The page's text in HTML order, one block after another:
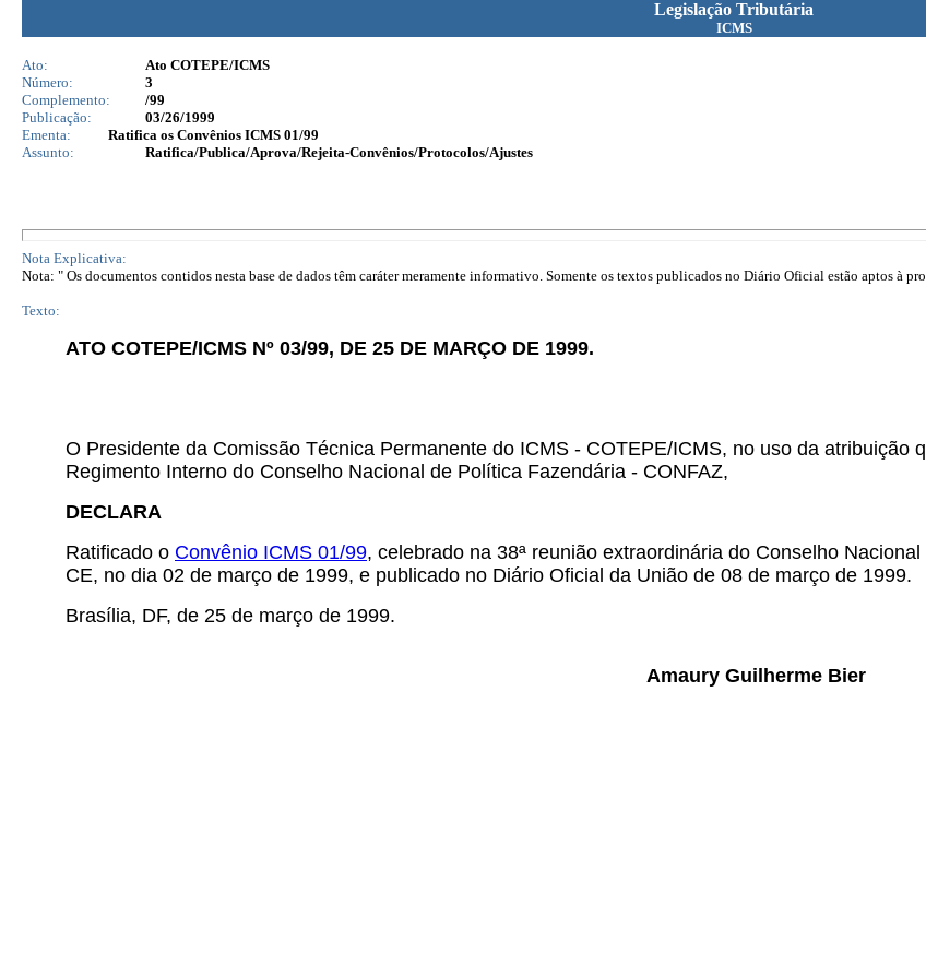
Legislação Tributária
ICMS
Ato:
Ato COTEPE/ICMS
Número:
3
Complemento:
/99
Publicação:
03/26/1999
Ementa:
Ratifica os Convênios ICMS 01/99
Assunto:
Ratifica/Publica/Aprova/Rejeita-Convênios/Protocolos/Ajustes
Nota Explicativa:
Nota: " Os documentos contidos nesta base de dados têm caráter meramente informativo. Somente os textos publicados no Diário Oficial estão aptos à
Texto:
ATO COTEPE/ICMS Nº 03/99, DE 25 DE MARÇO DE 1999.
O Presidente da Comissão Técnica Permanente do ICMS - COTEPE/ICMS, no uso da atribuição
Regimento Interno do Conselho Nacional de Política Fazendária - CONFAZ,
DECLARA
Ratificado o Convênio ICMS 01/99, celebrado na 38ª reunião extraordinária do Conselho
CE, no dia 02 de março de 1999, e publicado no Diário Oficial da União de 08 de março de 1999.
Brasília, DF, de 25 de março de 1999.
Amaury Guilherme Bier